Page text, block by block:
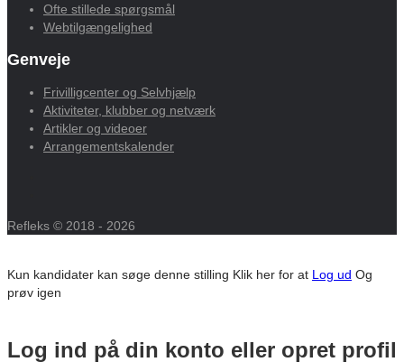
Ofte stillede spørgsmål
Webtilgængelighed
Genveje
Frivilligcenter og Selvhjælp
Aktiviteter, klubber og netværk
Artikler og videoer
Arrangementskalender
Refleks © 2018 - 2026
Kun kandidater kan søge denne stilling Klik her for at Log ud Og
prøv igen
Log ind på din konto eller opret profil